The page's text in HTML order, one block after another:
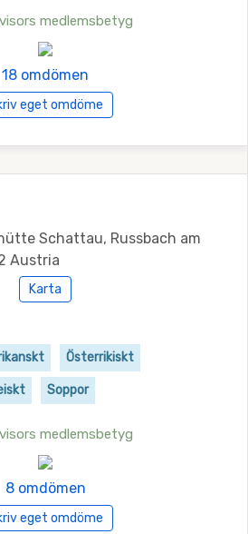
medlemsbetyg
18 omdömen
eget omdöme
Schattau, Russbach am
Austria
Karta
Österrikiskt
Soppor
medlemsbetyg
8 omdömen
eget omdöme